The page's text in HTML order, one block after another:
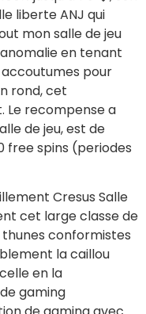
liberte ANJ qui
mon salle de jeu
en tenant
pour
rond, cet
Le recompense a
de jeu, est de
free spins (periodes
Cresus Salle
cet large classe de
conformistes
la caillou
en la
gaming